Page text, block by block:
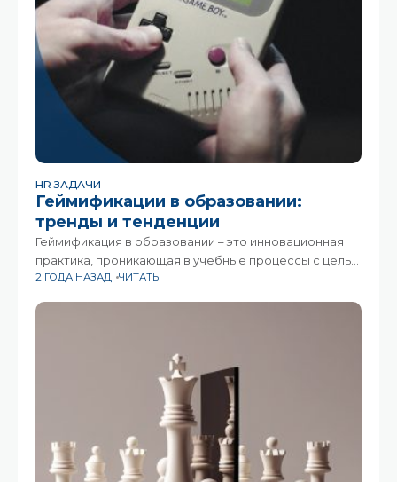
HR ЗАДАЧИ
Геймификации в образовании:
тренды и тенденции
Геймификация в образовании – это инновационная
практика, проникающая в учебные процессы с целью
повышения мотивации и вовлечённости
2 ГОДА НАЗАД ЧИТАТЬ